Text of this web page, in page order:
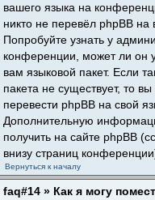
вашего языка на
никто не перевёл phpBB на
Попробуйте узнать у
конференции, может ли он
вам языковой пакет. Если
пакета не существует, то
перевести phpBB на свой
Дополнительную
получить на сайте phpBB
внизу страниц
Вернуться к началу
faq#14 » Как я могу